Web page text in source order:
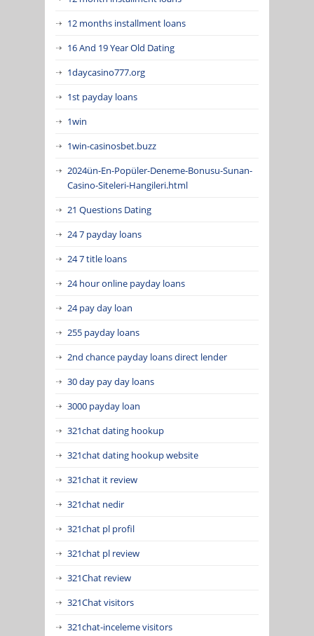
12 months installment loans
16 And 19 Year Old Dating
1daycasino777.org
1st payday loans
1win
1win-casinosbet.buzz
2024ün-En-Popüler-Deneme-Bonusu-Sunan-
Casino-Siteleri-Hangileri.html
21 Questions Dating
24 7 payday loans
24 7 title loans
24 hour online payday loans
24 pay day loan
255 payday loans
2nd chance payday loans direct lender
30 day pay day loans
3000 payday loan
321chat dating hookup
321chat dating hookup website
321chat it review
321chat nedir
321chat pl profil
321chat pl review
321Chat review
321Chat visitors
321chat-inceleme visitors